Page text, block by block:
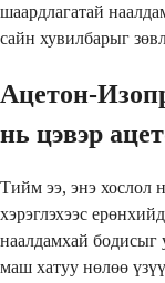
шаардлагатай
сайн хувилбарыг
Ацетон-
нь цэвэр
Тийм ээ, энэ хослол
хэрэглэхээс
наалдамхай бодисыг
маш хатуу нөлөө